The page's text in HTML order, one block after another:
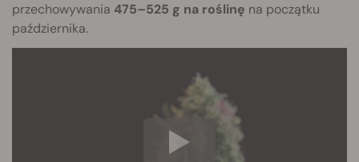
przechowywania 475–525 g na roślinę na początku
października.